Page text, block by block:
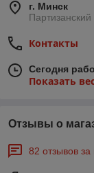
г. Минск
Контакты
Сегодня
Показать
Отзывы о
82 отзывов